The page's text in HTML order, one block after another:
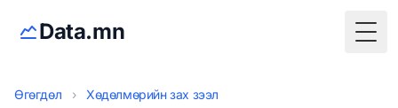
Data.mn
Өгөгдөл › Хөдөлмөрийн зах зээл